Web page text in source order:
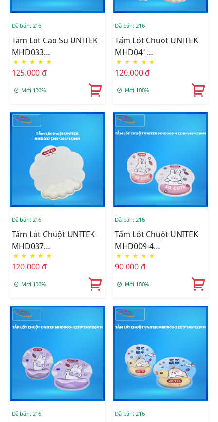
Đã bán: 216
Tấm Lót Cao Su UNITEK
MHD033
(430*75*22)mm
★ ★ ★ ★ ★
125.000 đ
Mới 100%
Đã bán: 216
Tấm Lót Chuột UNITEK
MHD041
(250*265*23)MM
★ ★ ★ ★ ★
120.000 đ
Mới 100%
Đã bán: 216
Tấm Lót Chuột UNITEK
MHD037
(245*265*15)MM
★ ★ ★ ★ ★
120.000 đ
Mới 100%
Đã bán: 216
Tấm Lót Chuột UNITEK
MHD009-4
(220*245*15)MM
★ ★ ★ ★ ★
90.000 đ
Mới 100%
Đã bán: 216 Đã bán: 216